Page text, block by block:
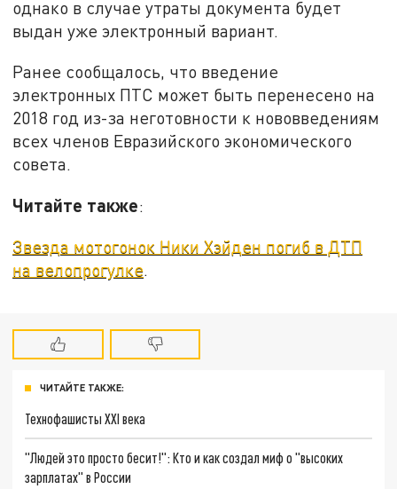
однако в случае утраты документа будет
выдан уже электронный вариант.
Ранее сообщалось, что введение
электронных ПТС может быть перенесено на
2018 год из-за неготовности к нововведениям
всех членов Евразийского экономического
совета.
Читайте также:
Звезда мотогонок Ники Хэйден погиб в ДТП
на велопрогулке
ЧИТАЙТЕ ТАКЖЕ:
Технофашисты XXI века
"Людей это просто бесит!": Кто и как создал миф о "высоких
зарплатах" в России